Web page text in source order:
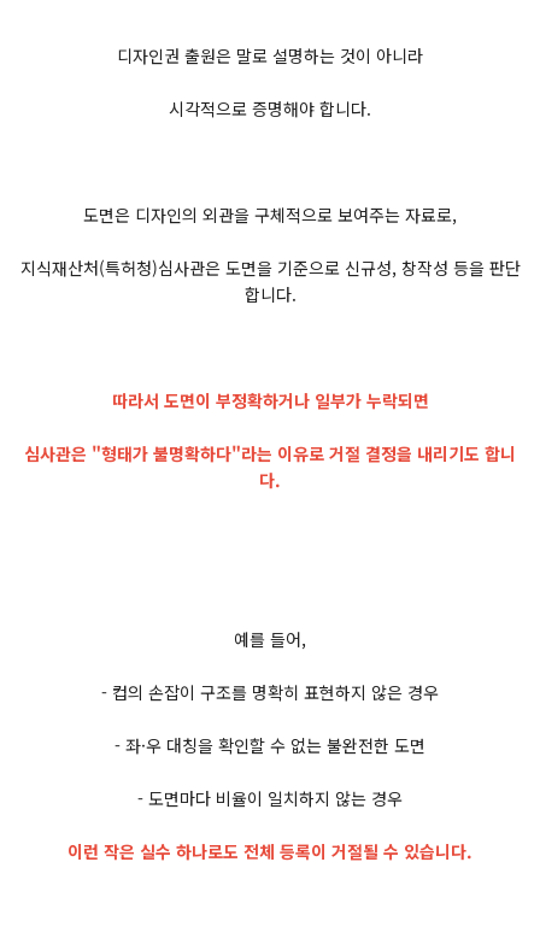
디자인권 출원은 말로 설명하는 것이 아니라
시각적으로 증명해야 합니다.
도면은 디자인의 외관을 구체적으로 보여주는 자료로,
지식재산처(특허청)심사관은 도면을 기준으로 신규성, 창작성 등을 판단
합니다.
따라서 도면이 부정확하거나 일부가 누락되면
심사관은 "형태가 불명확하다"라는 이유로 거절 결정을 내리기도 합니
다.
예를 들어,
- 컵의 손잡이 구조를 명확히 표현하지 않은 경우
- 좌·우 대칭을 확인할 수 없는 불완전한 도면
- 도면마다 비율이 일치하지 않는 경우
이런 작은 실수 하나로도 전체 등록이 거절될 수 있습니다.